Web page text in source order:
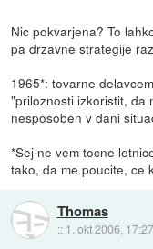
Nic pokvarjena? To
pa drzavne strategije
1965*: tovarne
"priloznosti izkoristit, da
nesposoben v dani
*Sej ne vem tocne
tako, da me poucite, ce
Thomas
:: 1. okt 2006, 17:27